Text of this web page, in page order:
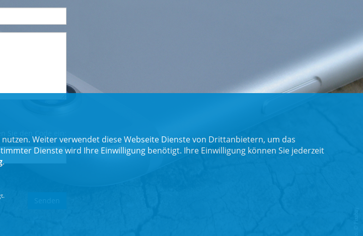
Sie den Code ein:
Weiter verwendet diese Webseite Dienste von Drittanbietern, um das
Dienste wird Ihre Einwilligung benötigt. Ihre Einwilligung können Sie jederzeit
.